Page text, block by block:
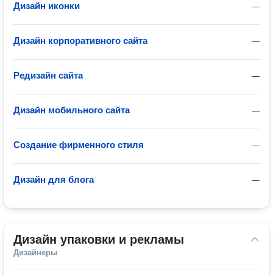
—
Дизайн иконки
—
Дизайн корпоративного сайта
—
Редизайн сайта
—
Дизайн мобильного сайта
—
Создание фирменного стиля
—
Дизайн для блога
Дизайн упаковки и рекламы
Дизайнеры